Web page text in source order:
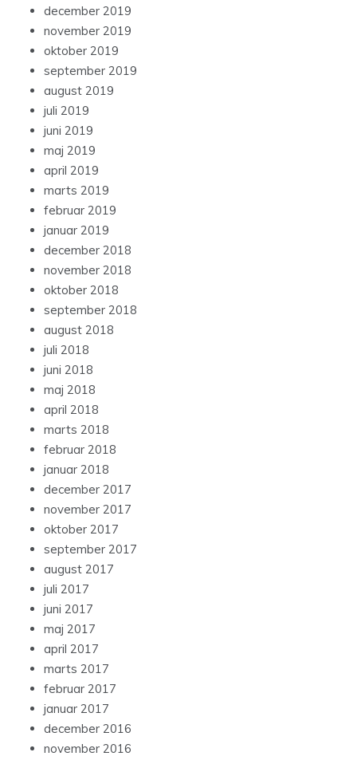
december 2019
november 2019
oktober 2019
september 2019
august 2019
juli 2019
juni 2019
maj 2019
april 2019
marts 2019
februar 2019
januar 2019
december 2018
november 2018
oktober 2018
september 2018
august 2018
juli 2018
juni 2018
maj 2018
april 2018
marts 2018
februar 2018
januar 2018
december 2017
november 2017
oktober 2017
september 2017
august 2017
juli 2017
juni 2017
maj 2017
april 2017
marts 2017
februar 2017
januar 2017
december 2016
november 2016